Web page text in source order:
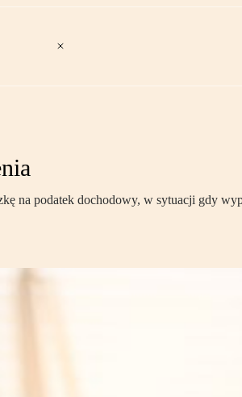
na podatek dochodowy, w sytuacji gdy